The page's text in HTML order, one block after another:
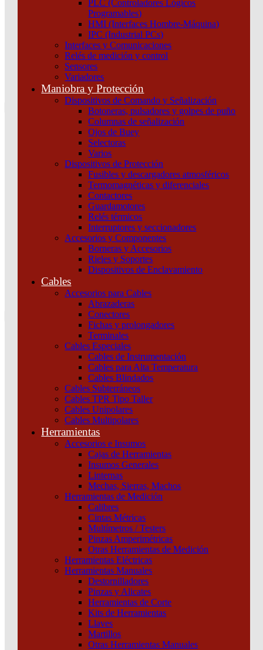
PLC (Controladores Lógicos
Programables)
HMI (Interfaces Hombre-Máquina)
IPC (Industrial PCs)
Interfaces y Comunicaciones
Relés de medición y control
Sensores
Variadores
Maniobra y Protección
Dispositivos de Comando y Señalización
Botoneras, pulsadores y golpes de puño
Columnas de señalización
Ojos de Buey
Selectoras
Varios
Dispositivos de Protección
Fusibles y descargadores atmosféricos
Termomagnéticas y diferenciales
Contactores
Guardamotores
Relés térmicos
Interruptores y seccionadores
Accesorios y Componentes
Borneras y Accesorios
Rieles y Soportes
Dispositivos de Enclavamiento
Cables
Accesorios para Cables
Abrazaderas
Conectores
Fichas y prolongadores
Terminales
Cables Especiales
Cables de Instrumentación
Cables para Alta Temperatura
Cables Blindados
Cables Subterráneos
Cables TPR Tipo Taller
Cables Unipolares
Cables Multipolares
Herramientas
Accesorios e Insumos
Cajas de Herramientas
Insumos Generales
Linternas
Mechas, Sierras, Machos
Herramientas de Medición
Calibres
Cintas Métricas
Multímetros / Testers
Pinzas Amperimétricas
Otras Herramientas de Medición
Herramientas Eléctricas
Herramientas Manuales
Destornilladores
Pinzas y Alicates
Herramientas de Corte
Kits de Herramientas
Llaves
Martillos
Otras Herramientas Manuales
Atención por WhatsApp
Tu pedido
¿Que estas buscando hoy?
Atención telefónica
Atención por WhatsApp
Maniobra y Protección/Dispositivos de
Interruptores y seccionadores
Nsx160H 70 Ka A 415 Vca Unidad De Control Micrologic 2.2 160
A 3 Polos 3D Schneider
Interruptor Compact Nsx160H 70 Ka A 415 Vca
Unidad De Control Micrologic 2.2 160 A 3 Polos 3D
Interruptores y seccionadores